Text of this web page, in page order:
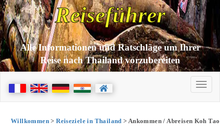
Reiseführer
Alle Informationen und Ratschläge um Ihrer
Reise nach Thailand vorzubereiten
Willkommen>Reiseziele in Thailand > Ankommen / Abreisen Koh Tao